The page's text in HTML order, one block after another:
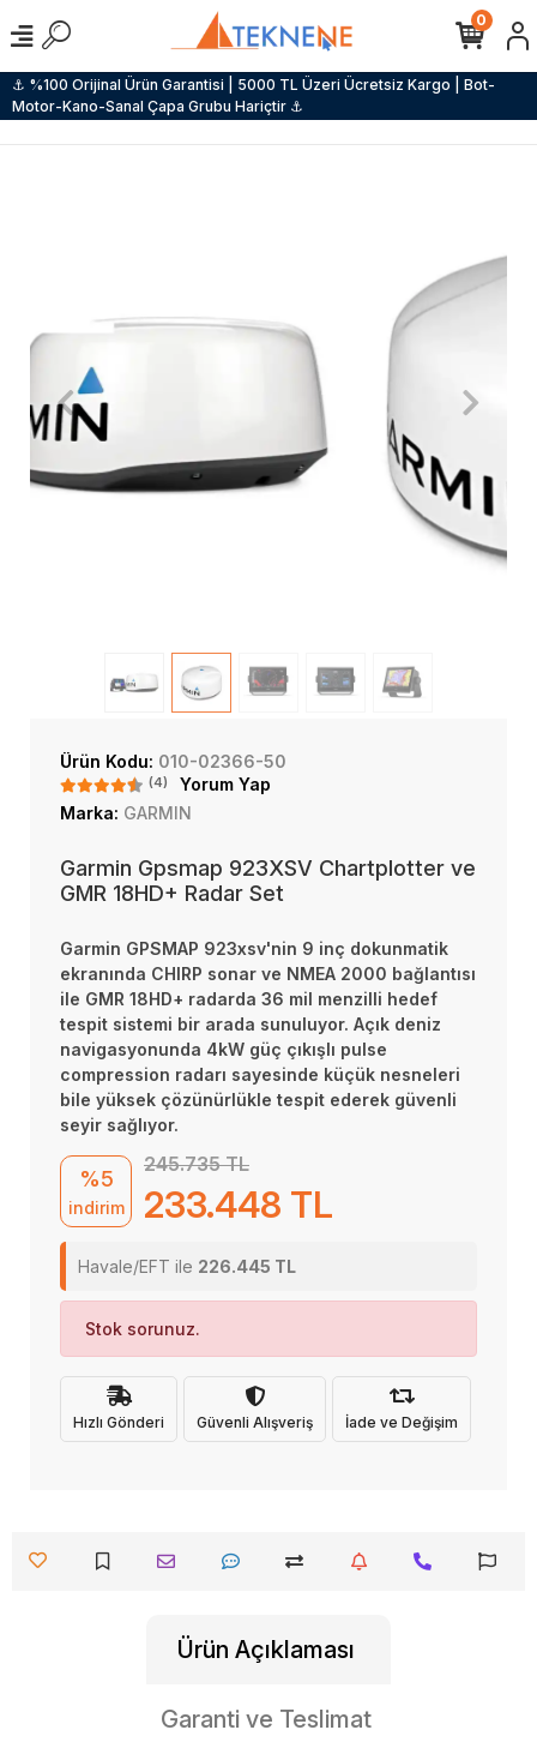
⚓ %100 Orijinal Ürün Garantisi | 5000 TL Üzeri Ücretsiz Kargo | Bot-
Motor-Kano-Sanal Çapa Grubu Hariçtir ⚓
0
Ürün Kodu: 010-02366-50
(4)
Yorum Yap
Marka: GARMIN
Garmin Gpsmap 923XSV Chartplotter ve
GMR 18HD+ Radar Set
Garmin GPSMAP 923xsv'nin 9 inç dokunmatik
ekranında CHIRP sonar ve NMEA 2000 bağlantısı
ile GMR 18HD+ radarda 36 mil menzilli hedef
tespit sistemi bir arada sunuluyor. Açık deniz
navigasyonunda 4kW güç çıkışlı pulse
compression radarı sayesinde küçük nesneleri
bile yüksek çözünürlükle tespit ederek güvenli
seyir sağlıyor.
%5
indirim
245.735 TL
233.448 TL
Havale/EFT ile 226.445 TL
Stok sorunuz.
Hızlı Gönderi Güvenli Alışveriş İade ve Değişim
Ürün Açıklaması
Garanti ve Teslimat